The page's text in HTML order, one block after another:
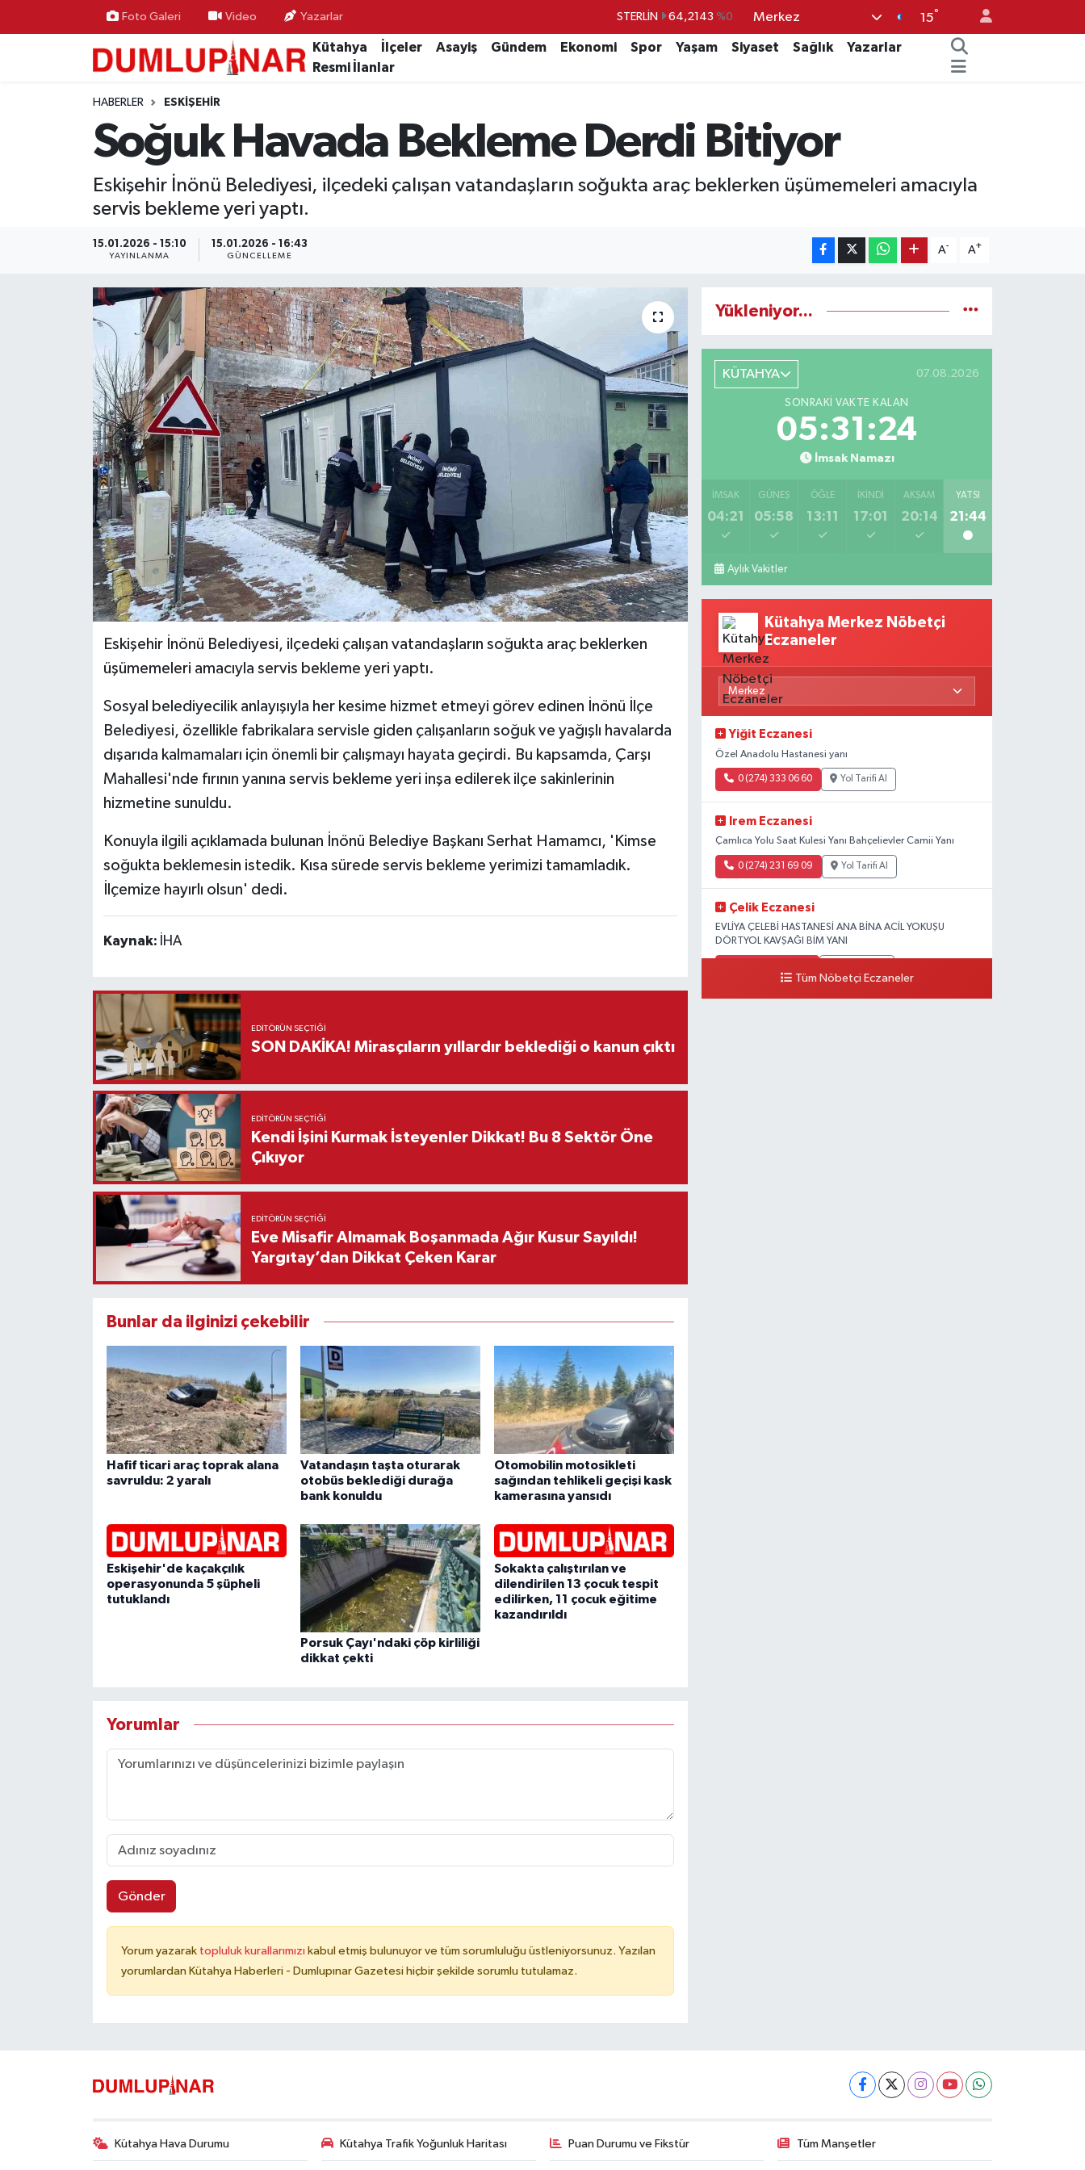
Foto Galeri Video Yazarlar STERLİN 64,2143 %0
GRAM ALTIN 6500.87 %0.12
DOLAR 47,6704 %0
Merkez 15°
Kütahya İlçeler Asayiş Gündem Ekonomi Spor Yaşam Siyaset Sağlık
Yazarlar
Resmi İlanlar
HABERLER ESKIŞEHIR
Soğuk Havada Bekleme Derdi Bitiyor
Eskişehir İnönü Belediyesi, ilçedeki çalışan vatandaşların soğukta araç beklerken üşümemeleri amacıyla
servis bekleme yeri yaptı.
15.01.2026 - 15:10
YAYINLANMA
15.01.2026 - 16:43
GÜNCELLEME
A- A+
Eskişehir İnönü Belediyesi, ilçedeki çalışan vatandaşların soğukta araç beklerken
üşümemeleri amacıyla servis bekleme yeri yaptı.
Sosyal belediyecilik anlayışıyla her kesime hizmet etmeyi görev edinen İnönü İlçe
Belediyesi, özellikle fabrikalara servisle giden çalışanların soğuk ve yağışlı havalarda
dışarıda kalmamaları için önemli bir çalışmayı hayata geçirdi. Bu kapsamda, Çarşı
Mahallesi'nde fırının yanına servis bekleme yeri inşa edilerek ilçe sakinlerinin
hizmetine sunuldu.
Konuyla ilgili açıklamada bulunan İnönü Belediye Başkanı Serhat Hamamcı, 'Kimse
soğukta beklemesin istedik. Kısa sürede servis bekleme yerimizi tamamladık.
İlçemize hayırlı olsun' dedi.
Kaynak: İHA
EDITÖRÜN SEÇTIĞI
SON DAKİKA! Mirasçıların yıllardır beklediği o kanun çıktı
EDITÖRÜN SEÇTIĞI
Kendi İşini Kurmak İsteyenler Dikkat! Bu 8 Sektör Öne
Çıkıyor
EDITÖRÜN SEÇTIĞI
Eve Misafir Almamak Boşanmada Ağır Kusur Sayıldı!
Yargıtay’dan Dikkat Çeken Karar
Bunlar da ilginizi çekebilir
Hafif ticari araç toprak alana
savruldu: 2 yaralı
Vatandaşın taşta oturarak
otobüs beklediği durağa
bank konuldu
Otomobilin motosikleti
sağından tehlikeli geçişi kask
kamerasına yansıdı
Eskişehir'de kaçakçılık
operasyonunda 5 şüpheli
tutuklandı
Porsuk Çayı'ndaki çöp kirliliği
dikkat çekti
Sokakta çalıştırılan ve
dilendirilen 13 çocuk tespit
edilirken, 11 çocuk eğitime
kazandırıldı
Yorumlar
Gönder
Yorum yazarak topluluk kurallarımızı kabul etmiş bulunuyor ve tüm sorumluluğu üstleniyorsunuz. Yazılan
yorumlardan Kütahya Haberleri - Dumlupınar Gazetesi hiçbir şekilde sorumlu tutulamaz.
Yükleniyor...
KÜTAHYA 07.08.2026
SONRAKI VAKTE KALAN
05:31:24
İmsak Namazı
İMSAK
04:21
GÜNEŞ
05:58
ÖĞLE
13:11
İKINDI
17:01
AKŞAM
20:14
YATSI
21:44
Aylık Vakitler
Kütahya Merkez Nöbetçi
Eczaneler
Yiğit Eczanesi
Özel Anadolu Hastanesi yanı
0 (274) 333 06 60 Yol Tarifi Al
Irem Eczanesi
Çamlıca Yolu Saat Kulesi Yanı Bahçelievler Camii Yanı
0 (274) 231 69 09 Yol Tarifi Al
Çelik Eczanesi
EVLİYA ÇELEBİ HASTANESİ ANA BİNA ACİL YOKUŞU
DÖRTYOL KAVŞAĞI BİM YANI
Tüm Nöbetçi Eczaneler
Kütahya Hava Durumu Kütahya Trafik Yoğunluk Haritası Puan Durumu ve Fikstür Tüm Manşetler
Gündem
Haber İlanlar
Kültür-Sanat
Magazin
Resmi İlanlar
Teknoloji
Vefat Haberleri
Kütahya Hava Durumu
Kütahya Trafik Yoğunluk Haritası
Süper Lig Puan Durumu ve Fikstür
Tüm Manşetler